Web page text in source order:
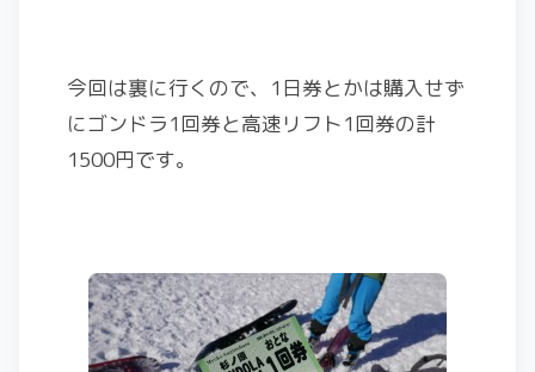
今回は裏に行くので、1日券とかは購入せず
にゴンドラ1回券と高速リフト1回券の計
1500円です。